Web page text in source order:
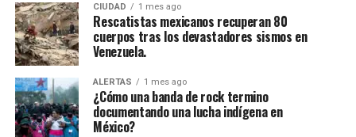
CIUDAD 1 mes ago
Rescatistas mexicanos recuperan 80
cuerpos tras los devastadores sismos en
Venezuela.
ALERTAS 1 mes ago
¿Cómo una banda de rock termino
documentando una lucha indígena en
México?